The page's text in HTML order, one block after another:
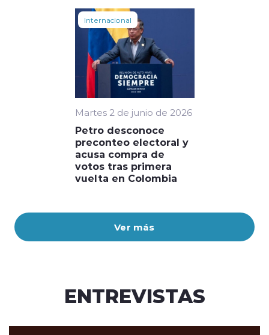
Ver más
Internacional
Martes 2 de junio de 2026
Petro desconoce
preconteo electoral y
acusa compra de
votos tras primera
vuelta en Colombia
ENTREVISTAS